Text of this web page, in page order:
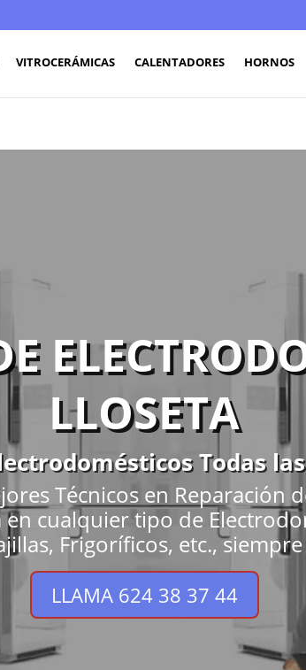
VITROCERÁMICAS CALENTADORES HORNOS
LLOSETA
Todas
Técnicos en Reparación
cualquier tipo de
Frigoríficos, etc.,
LLAMA 624 38 37 44